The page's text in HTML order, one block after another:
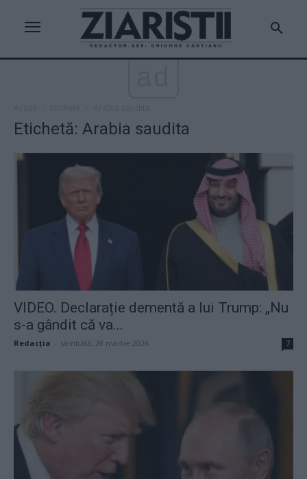
Etichetă: Arabia saudita
VIDEO. Declarație dementă a lui Trump: „Nu
s-a gândit că va...
Redacţia sâmbătă, 28 martie 2026 7